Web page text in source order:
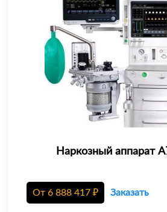
Наркозный аппарат
От 6 888 417 ₽ Заказать